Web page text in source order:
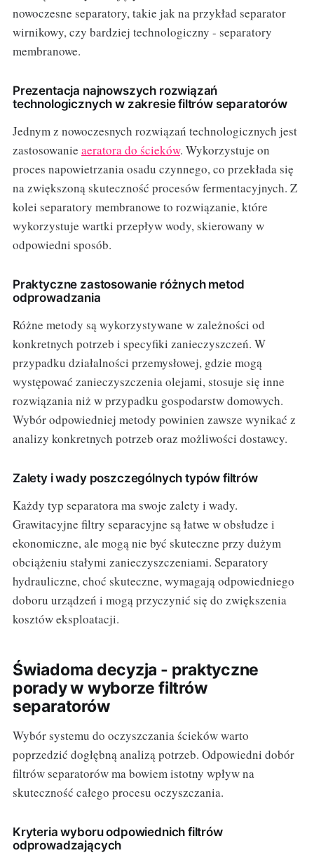
nowoczesne separatory, takie jak na przykład separator
wirnikowy, czy bardziej technologiczny - separatory
membranowe.
Prezentacja najnowszych rozwiązań
technologicznych w zakresie filtrów separatorów
Jednym z nowoczesnych rozwiązań technologicznych jest
zastosowanie aeratora do ścieków. Wykorzystuje on
proces napowietrzania osadu czynnego, co przekłada się
na zwiększoną skuteczność procesów fermentacyjnych. Z
kolei separatory membranowe to rozwiązanie, które
wykorzystuje wartki przepływ wody, skierowany w
odpowiedni sposób.
Praktyczne zastosowanie różnych metod
odprowadzania
Różne metody są wykorzystywane w zależności od
konkretnych potrzeb i specyfiki zanieczyszczeń. W
przypadku działalności przemysłowej, gdzie mogą
występować zanieczyszczenia olejami, stosuje się inne
rozwiązania niż w przypadku gospodarstw domowych.
Wybór odpowiedniej metody powinien zawsze wynikać z
analizy konkretnych potrzeb oraz możliwości dostawcy.
Zalety i wady poszczególnych typów filtrów
Każdy typ separatora ma swoje zalety i wady.
Grawitacyjne filtry separacyjne są łatwe w obsłudze i
ekonomiczne, ale mogą nie być skuteczne przy dużym
obciążeniu stałymi zanieczyszczeniami. Separatory
hydrauliczne, choć skuteczne, wymagają odpowiedniego
doboru urządzeń i mogą przyczynić się do zwiększenia
kosztów eksploatacji.
Świadoma decyzja - praktyczne
porady w wyborze filtrów
separatorów
Wybór systemu do oczyszczania ścieków warto
poprzedzić dogłębną analizą potrzeb. Odpowiedni dobór
filtrów separatorów ma bowiem istotny wpływ na
skuteczność całego procesu oczyszczania.
Kryteria wyboru odpowiednich filtrów
odprowadzających